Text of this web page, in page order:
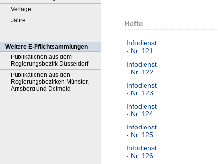
Verlage
Jahre
Weitere E-Pflichtsammlungen
Publikationen aus dem
Regierungsbezirk Düsseldorf
Publikationen aus den
Regierungsbezirken Münster,
Arnsberg und Detmold
Hefte
Infodienst
- Nr. 121
Infodienst
- Nr. 122
Infodienst
- Nr. 123
Infodienst
- Nr. 124
Infodienst
- Nr. 125
Infodienst
- Nr. 126